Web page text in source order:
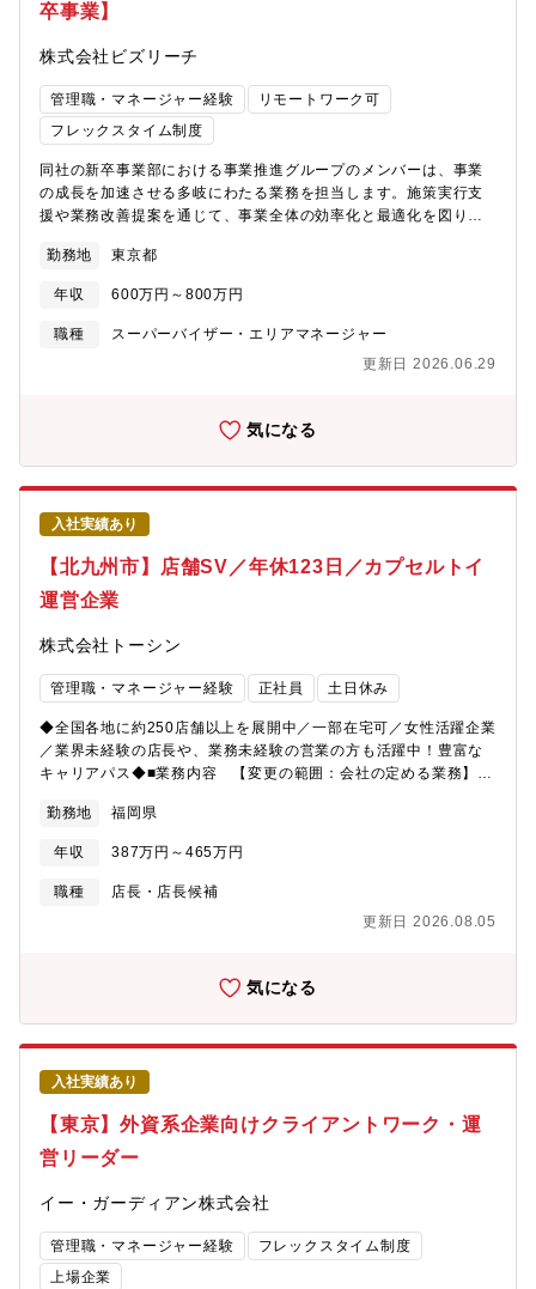
を行っていただきます。また、今後の店舗展開に合わせて他地域
力や適性に応じて、複数店舗の管理や店舗企画へのキャリアも想
定しています。 ※前提ではないが、全国転勤の可能性あり
卒事業】
株式会社ビズリーチ
管理職・マネージャー経験
リモートワーク可
フレックスタイム制度
同社の新卒事業部における事業推進グループのメンバーは、事業
の成長を加速させる多岐にわたる業務を担当します。施策実行支
援や業務改善提案を通じて、事業全体の効率化と最適化を図り、
ントを推進します。特に今後はビジネス観点だけではなく、プロ
ダクトやマーケティングの観点も踏まえた事業部全体の業務オペ
レーションの業務設計、実行体制の構築、運用改善などを担って
いただきます。構造的思考力、社内調整や資料作成の能力も求め
【職務内容】メインとしてはセールスへのミドルオフィス職能と
の最大化と生産性向上、リスク低減に関わるオペレーション設計
や体制構築を担っていただきます。■各依頼部門の目的と実現した
いことから最適な業務の要件定義、オペレーション構築、体制整
備、実行、品質管理までを担っていただきます■派遣社員のトレー
ニング・品質管理、採用■対応品質の維持・向上に向けた改善策の
企画・実行■プロセスの効率化とマニュアル整備その他、お客様に
対しては下記を担っていただきます。■セールスやCSからの依頼
をメインとしつつ、プロダクトやマーケなど連携部署からの依頼
に対し、迅速かつ安定的なサービスを提供する■お客様の課題を理
足度の向上に貢献する■依頼内容や顧客の状況に応じて、適切なコ
ミュニケーションと対応を行い、事業部全体の生産性の向上やリ
スク低減に寄与する【ポジションの魅力】■「学生の本質的なキャ
事業フェーズに変わりつつある中で、事業において成長が重要に
なる面白いフェーズ■役割にとらわれず、手を挙げることで多岐に
わたる業務に携わることができます。■経営メンバーからの注目が
高く、成長が期待されるポジションで、自由度の高い環境の中で
マーケティング、プロダクトの他、事業部外のコーポレート部門
っていただきます。■業務プロセス全体の設計から実行、品質管理
まで含めた体制構築や業務マネジメントの経験が積めます。【同
ービスを運営しております。キャリアに関する一次情報を得る場
から数年が経ち、事業立ち上げフェーズから次のフェーズへの移
成長を実現するためにも、各部門が高い機動力を持ち質の高い意
思決定ができる組織への進化が求められています。取り組むべき
チャレンジや課題はたくさんありますが、それぞれに対して戦略
を策定し周囲を巻き込みながら実行していただける、未来の事業
を担う企画人材を募集しております。
勤務地 東京都
年収 600万円～800万円
職種
スーパーバイザー・エリアマネージャー
更新日 2026.06.29
気になる
入社実績あり
【北九州市】店舗SV／年休123日／カプセルトイ
運営企業
株式会社トーシン
管理職・マネージャー経験 正社員 土日休み
◆全国各地に約250店舗以上を展開中／一部在宅可／女性活躍企業
／業界未経験の店長や、業務未経験の営業の方も活躍中！豊富な
キャリアパス◆■業務内容 【変更の範囲：会社の定める業務】1
を巡回しながら自分の意見を反映できる魅力的なポジションで
す。【参考】カプセルトイ専門店「#C-pla」公式サイト
https://toshin.jpn.com/cpla/■業務詳細・スタッフ管理（スタッフ
教育、アルバイト面接、シフト調整など）・商品の在庫管理・金
い合わせ対応）・収益管理（店内POP作成／コーナーづくり等）
ます。■キャリアパス◎SVからストアマネージャー、エリアマネ
ージャー等、キャリアアップできる体制を整えています。営業や
商品企画などへのキャリアチェンジも相談可能です！■組織構成1
店舗に店長(社員)とアルバイトで構成されております。 20~30代
の学生やフリーターや女性が多い職場です！■働き方：・週2～3日
で店舗を巡回し、残りは在宅勤務で書類作りなどを行います・県
をまたいで担当する場合もありますが、その際の交通費や宿泊費
はすべて会社負担です。・年間休日123日、残業も少なめとお休み
もしっかり取得できる環境です♪■入社後の流れ：（1）1週間：札
は当社でご準備いたします。（2）10日間：基本的には配属エリア
の基幹店にて研修を行います。金銭の扱い方や店舗オペレーショ
ンなど、トータル約1カ月研修を行います。研修後、担当エリアに
て業務をお任せしますが2～3か月はOJTにて先輩社員がサポート
勤務地 福岡県
年収 387万円～465万円
職種
店長・店長候補
更新日 2026.08.05
気になる
入社実績あり
【東京】外資系企業向けクライアントワーク・運
営リーダー
イー・ガーディアン株式会社
管理職・マネージャー経験
フレックスタイム制度
上場企業